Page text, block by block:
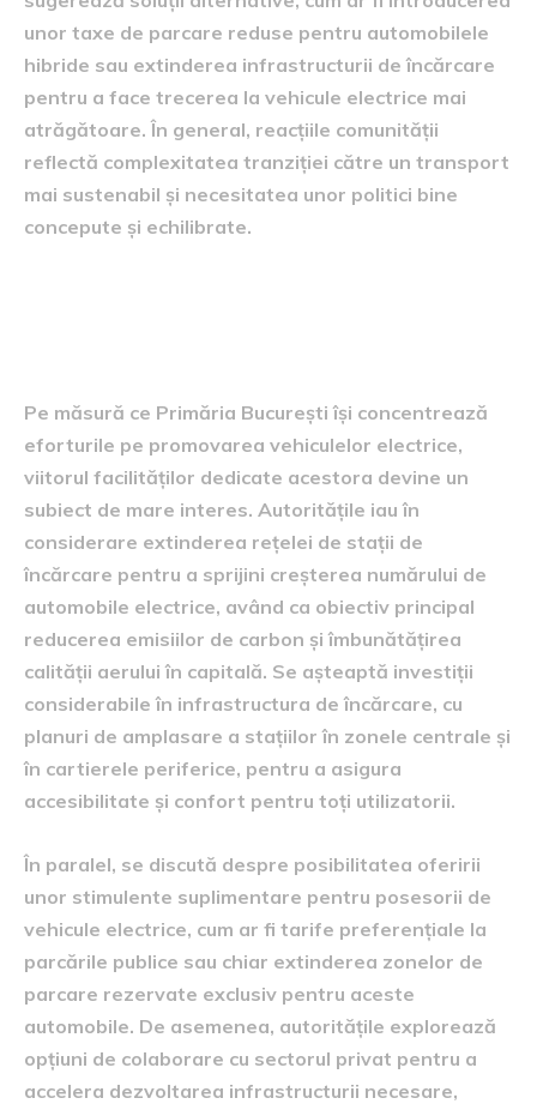
unor taxe de parcare reduse pentru automobilele
hibride sau extinderea infrastructurii de încărcare
pentru a face trecerea la vehicule electrice mai
atrăgătoare. În general, reacțiile comunității
reflectă complexitatea tranziției către un transport
mai sustenabil și necesitatea unor politici bine
concepute și echilibrate.
Pe măsură ce Primăria București își concentrează
eforturile pe promovarea vehiculelor electrice,
viitorul facilităților dedicate acestora devine un
subiect de mare interes. Autoritățile iau în
considerare extinderea rețelei de stații de
încărcare pentru a sprijini creșterea numărului de
automobile electrice, având ca obiectiv principal
reducerea emisiilor de carbon și îmbunătățirea
calității aerului în capitală. Se așteaptă investiții
considerabile în infrastructura de încărcare, cu
planuri de amplasare a stațiilor în zonele centrale și
în cartierele periferice, pentru a asigura
accesibilitate și confort pentru toți utilizatorii.
În paralel, se discută despre posibilitatea oferirii
unor stimulente suplimentare pentru posesorii de
vehicule electrice, cum ar fi tarife preferențiale la
parcările publice sau chiar extinderea zonelor de
parcare rezervate exclusiv pentru aceste
automobile. De asemenea, autoritățile explorează
opțiuni de colaborare cu sectorul privat pentru a
accelera dezvoltarea infrastructurii necesare,